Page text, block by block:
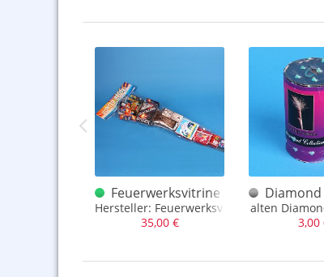
China Feuertopf F.K.
China Feuertopf aus den 1960er Jahren
Feuerwerksvitrine Bunter Beutel
Hersteller: Feuerwerksvitrine
35,00 €
alten
3,00